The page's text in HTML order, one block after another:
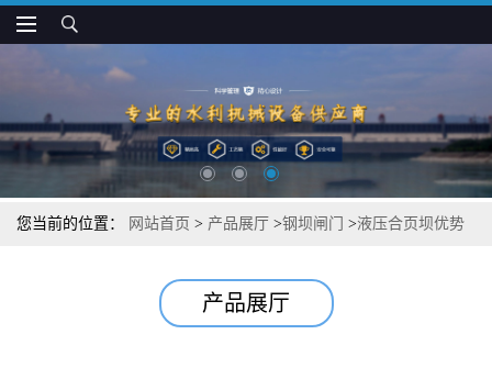
您当前的位置： 网站首页 > 产品展厅 >钢坝闸门 >液压合页坝优势
产品展厅